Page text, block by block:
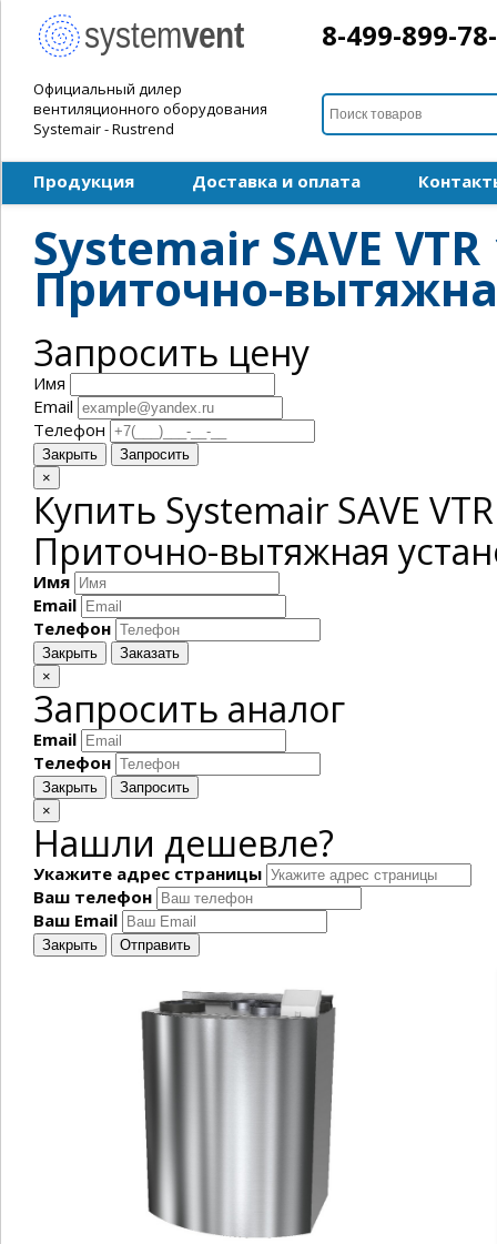
Официальный дилер
вентиляционного оборудования
Systemair - Rustrend
8-499-899-
Продукция Доставка и оплата
Systemair SAVE
Приточно-
Запросить цену
Имя
Email
Телефон
Закрыть
Запросить
×
Купить Systemair SAVE
Приточно-вытяжная
Имя
Email
Телефон
Закрыть
Заказать
×
Запросить аналог
Email
Телефон
Закрыть
Запросить
×
Нашли дешевле?
Укажите адрес страницы
Ваш телефон
Ваш Email
Закрыть Отправить